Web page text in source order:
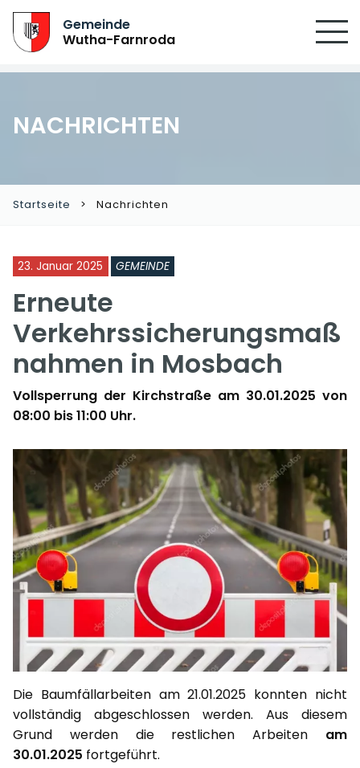
Gemeinde
Wutha-Farnroda
NACHRICHTEN
Startseite Nachrichten
23. Januar 2025 GEMEINDE
Erneute
Verkehrssicherungsmaß
nahmen in Mosbach
Vollsperrung der Kirchstraße am 30.01.2025 von
08:00 bis 11:00 Uhr.
Die Baumfällarbeiten am 21.01.2025 konnten nicht
vollständig abgeschlossen werden. Aus diesem
Grund werden die restlichen Arbeiten am
30.01.2025 fortgeführt.